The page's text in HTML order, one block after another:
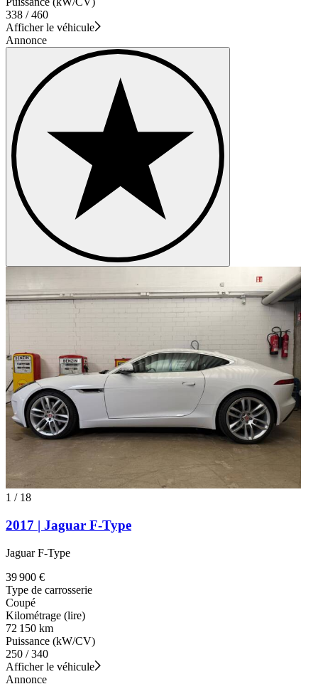
338 / 460
Afficher le véhicule
Annonce
1 / 18
2017 | Jaguar F-Type
Jaguar F-Type
39 900 €
Type de carrosserie
Coupé
Kilométrage (lire)
72 150 km
Puissance (kW/CV)
250 / 340
Afficher le véhicule
Annonce